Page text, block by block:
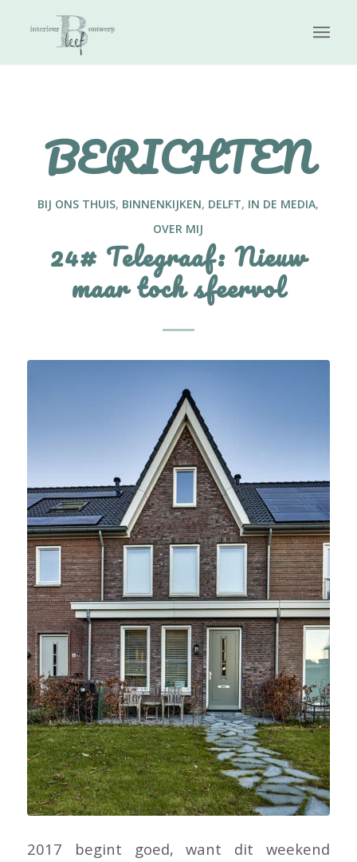
BERICHTEN
BIJ ONS THUIS, BINNENKIJKEN, DELFT, IN DE MEDIA,
OVER MIJ
24# Telegraaf: Nieuw
maar toch sfeervol
2017 begint goed, want dit weekend